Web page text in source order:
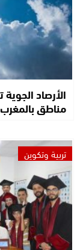
الأرصاد
مناطق بالمغرب
تربية وتكوين